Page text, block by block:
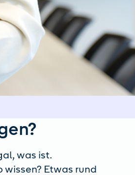
was ist.
wissen? Etwas rund